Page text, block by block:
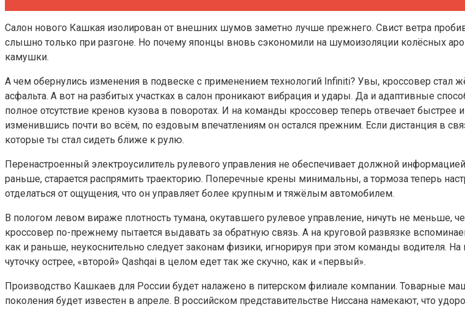
Салон нового Кашкая изолирован от внешних шумов заметно лучше прежнего. Свист ветра
слышно только при разгоне. Но почему японцы вновь сэкономили на шумоизоляции колёсных
камушки.
А чем обернулись изменения в подвеске с применением технологий Infiniti? Увы, кроссовер стал
асфальта. А вот на разбитых участках в салон проникают вибрация и удары. Да и адаптивные
полное отсутствие кренов кузова в поворотах. И на команды кроссовер теперь отвечает быстрее
изменившись почти во всём, по ездовым впечатлениям он остался прежним. Если дистанция в
которые ты стал сидеть ближе к рулю.
Перенастроенный электроусилитель рулевого управления не обеспечивает должной
раньше, старается распрямить траекторию. Поперечные крены минимальны, а тормоза теперь
отделаться от ощущения, что он управляет более крупным и тяжёлым автомобилем.
В пологом левом вираже плотность тумана, окутавшего рулевое управление, ничуть не меньше,
кроссовер по-прежнему пытается выдавать за обратную связь. А на круговой развязке
как и раньше, неукоснительно следует законам физики, игнорируя при этом команды водителя.
чуточку острее, «второй» Qashqai в целом едет так же скучно, как и «первый».
Производство Кашкаев для России будет налажено в питерском филиале компании. Товарные
поколения будет известен в апреле. В российском представительстве Ниссана намекают, что